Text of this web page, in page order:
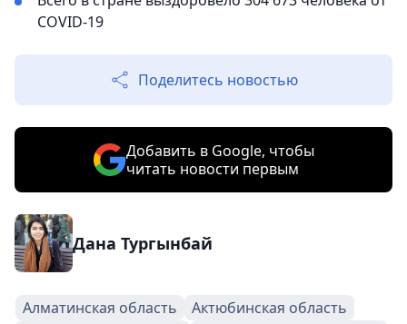
COVID-19
Поделитесь новостью
Добавить в Google, чтобы
читать новости первым
Дана Тургынбай
Алматинская область
Актюбинская область